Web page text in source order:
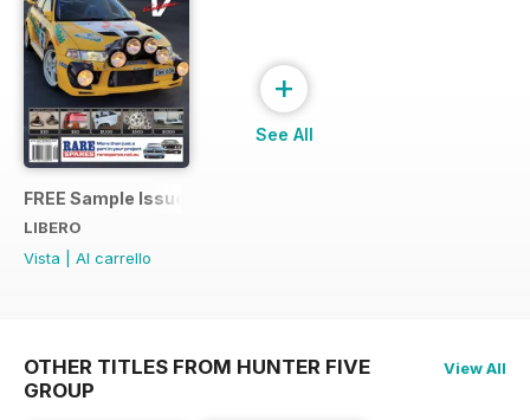
FREE Sample Issue
LIBERO
Vista
Al carrello
+
See All
OTHER TITLES FROM HUNTER FIVE
GROUP
View All